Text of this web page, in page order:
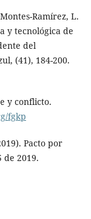
Ramírez, L.
y tecnológica de
del
(41), 184-200.
y conflicto.
fgkp
Pacto por
de 2019.